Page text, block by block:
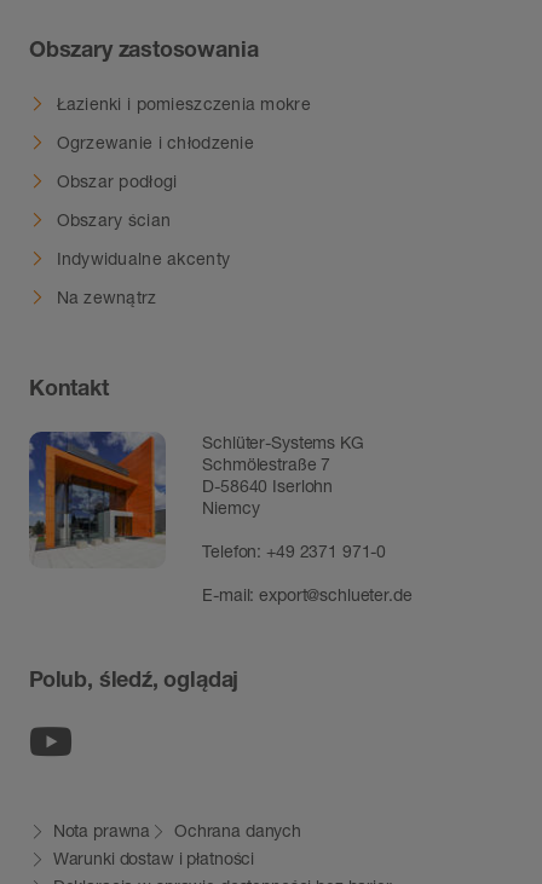
Obszary zastosowania
Łazienki i pomieszczenia mokre
Ogrzewanie i chłodzenie
Obszar podłogi
Obszary ścian
Indywidualne akcenty
Na zewnątrz
Kontakt
Schlüter-Systems KG
Schmölestraße 7
D-58640 Iserlohn
Niemcy
Telefon:+49 2371 971-0
E-mail:export@schlueter.de
Polub, śledź, oglądaj
Nota prawna
Ochrana danych
Warunki dostaw i płatności